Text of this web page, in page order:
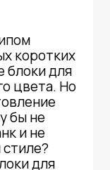
коротких
блоки для
цвета. Но
бы не
и не
для